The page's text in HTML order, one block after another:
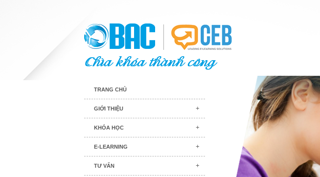
TRANG CHỦ
GIỚI THIỆU
KHÓA HỌC
E-LEARNING
TƯ VẤN